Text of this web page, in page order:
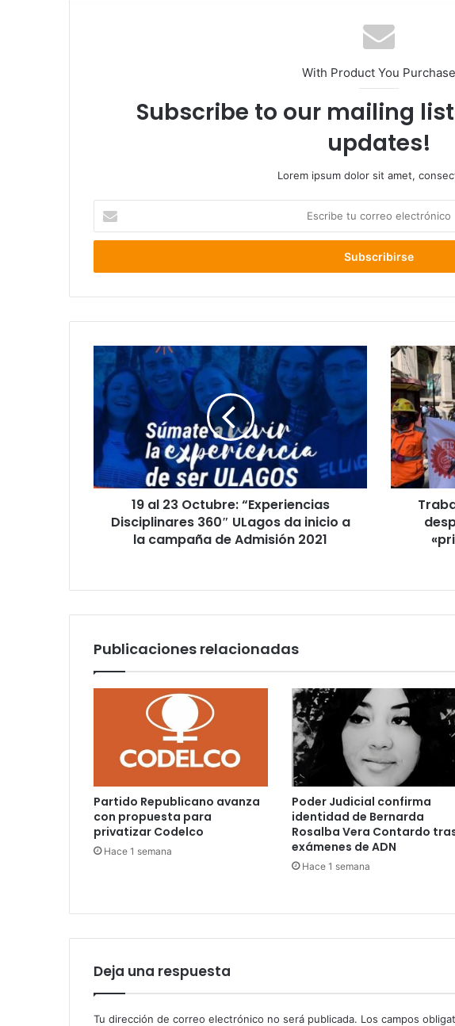
With Product You Purchase
Subscribe to our mailing
updates!
Lorem ipsum dolor sit amet,
correo
19
al
23
Octubre:
“Experiencias
Disciplinares
360″
ULagos
da
19 al 23 Octubre: “Experiencias
Disciplinares 360″ ULagos da inicio a
la campaña de Admisión 2021
Trabajadores
del
Cobre
denuncia
despidos
masivos
e
intentos
de
encubierta»
Publicaciones relacionadas
Partido Republicano avanza
con propuesta para
privatizar Codelco
Hace 1 semana
Poder Judicial confirma
identidad de Bernarda
Rosalba Vera Contardo
exámenes de ADN
Hace 1 semana
Deja una respuesta
Tu dirección de correo electrónico no será publicada. Los campos